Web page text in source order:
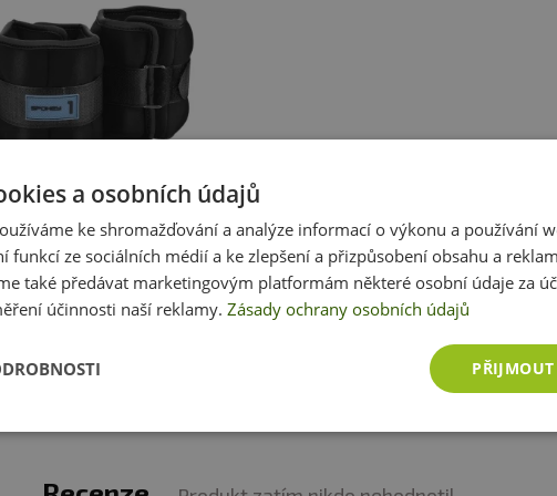
užívání:
Díky měkké neoprenové vrstvě jsou odolná proti
kuliček a odolná neoprenová tkanina zajišťují odolnost
Pohodlné zapínání na suchý zip umožňuje rychlé a
The Bloom:Závaží jsou skvělou volbou pro ty, kteří si cení
tréninkový outfit.
kompaktní forma znamená, že je můžete vzít kamkoli - do
FORM Závaží na ruce a nohy
189 Kč
Momentálně nedostupné
a osobních údajů
ke shromažďování a analýze informací o výkonu a používání
funkcí ze sociálních médií a ke zlepšení a přizpůsobení obsahu a
také předávat marketingovým platformám některé osobní údaje za
účinnosti naší reklamy. Zásady ochrany osobních údajů
PŘIJMOUT